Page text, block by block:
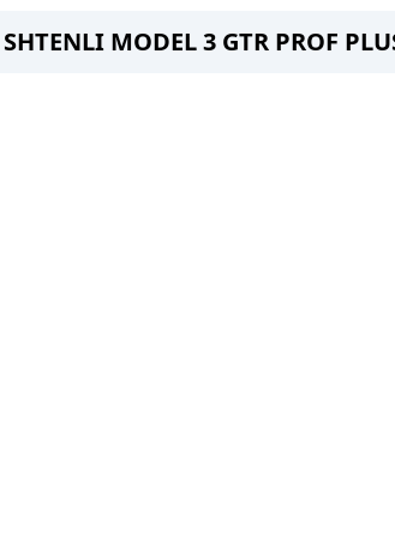
MODEL 3 GTR PROF